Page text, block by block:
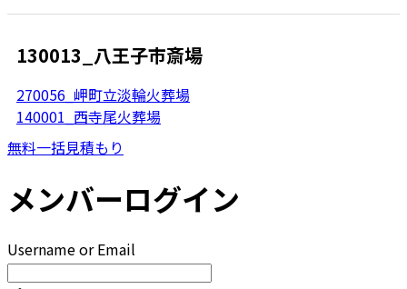
130013_八王子市斎場
270056_岬町立淡輪火葬場
140001_西寺尾火葬場
無料一括見積もり
メンバーログイン
Username or Email